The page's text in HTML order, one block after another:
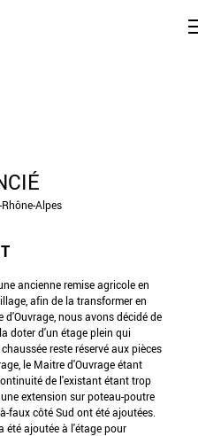
Alpes
ancienne remise agricole en
afin de la transformer en
nous avons décidé de
doter d'un étage plein qui
reste réservé aux pièces
le Maitre d'Ouvrage étant
de l'existant étant trop
extension sur poteau-poutre
faux côté Sud ont été ajoutées.
été ajoutée à l'étage pour